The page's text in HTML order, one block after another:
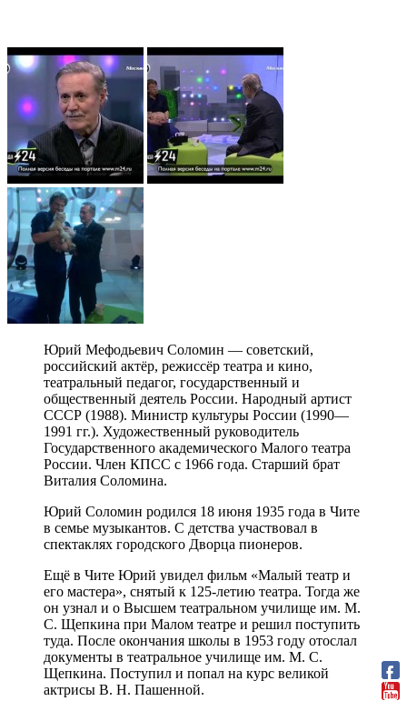
Юрий Мефодьевич Соломин — советский,
российский актёр, режиссёр театра и кино,
театральный педагог, государственный и
общественный деятель России. Народный артист
СССР (1988). Министр культуры России (1990—
1991 гг.). Художественный руководитель
Государственного академического Малого театра
России. Член КПСС с 1966 года. Старший брат
Виталия Соломина.
Юрий Соломин родился 18 июня 1935 года в Чите
в семье музыкантов. С детства участвовал в
спектаклях городского Дворца пионеров.
Ещё в Чите Юрий увидел фильм «Малый театр и
его мастера», снятый к 125-летию театра. Тогда же
он узнал и о Высшем театральном училище им. М.
С. Щепкина при Малом театре и решил поступить
туда. После окончания школы в 1953 году отослал
документы в театральное училище им. М. С.
Щепкина. Поступил и попал на курс великой
актрисы В. Н. Пашенной.